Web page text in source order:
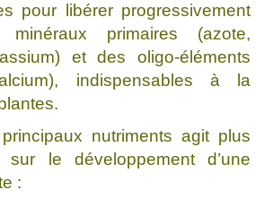
pour libérer progressivement
primaires (azote,
et des oligo-éléments
indispensables à la
nutriments agit plus
sur le développement d’une
: